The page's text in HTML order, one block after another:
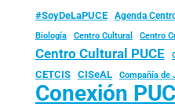
#SoyDeLaPUCE Agenda
Biología
Centro Cultural Centro
Centro Cultural PUCE
CETCIS CISeAL Compañía de
Conexión